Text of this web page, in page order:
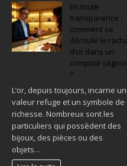
En toute
transparence :
comment se
déroule le
d’or dans un
comptoir
?
L’or, depuis toujours, incarne
valeur refuge et un symbole de
richesse. Nombreux sont les
particuliers qui possèdent des
bijoux, des pièces ou des
objets…